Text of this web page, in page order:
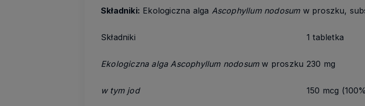
Składniki: Ekologiczna alga Ascophyllum nodosum w proszku,
Składniki 1 tabletka
Ekologiczna alga Ascophyllum nodosum w proszku 230 mg
w tym jod 150 mcg (100